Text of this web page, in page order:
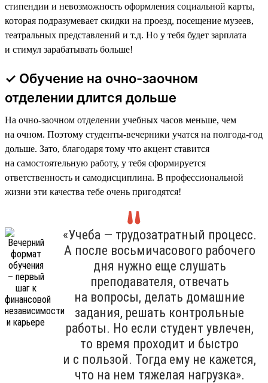
стипендии и невозможность оформления социальной карты,
которая подразумевает скидки на проезд, посещение музеев,
театральных представлений и т.д. Но у тебя будет зарплата
и стимул зарабатывать больше!
✓ Обучение на очно-заочном
отделении длится дольше
На очно-заочном отделении учебных часов меньше, чем
на очном. Поэтому студенты-вечерники учатся на полгода-год
дольше. Зато, благодаря тому что акцент ставится
на самостоятельную работу, у тебя сформируется
ответственность и самодисциплина. В профессиональной
жизни эти качества тебе очень пригодятся!
«Учеба — трудозатратный процесс.
А после восьмичасового рабочего
дня нужно еще слушать
преподавателя, отвечать
на вопросы, делать домашние
задания, решать контрольные
работы. Но если студент увлечен,
то время проходит и быстро
и с пользой. Тогда ему не кажется,
что на нем тяжелая нагрузка».